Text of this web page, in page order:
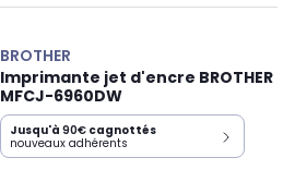
BROTHER
Imprimante jet d'encre BROTHER
MFCJ-6960DW
Jusqu'à 90€ cagnottés
nouveaux adhérents